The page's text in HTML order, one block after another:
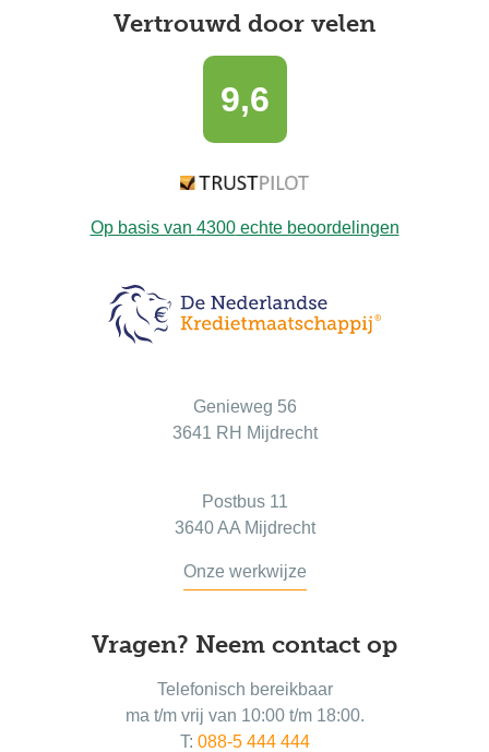
Vertrouwd door velen
9,6
Op basis van 4300echte beoordelingen
Genieweg 56
3641 RH Mijdrecht
Postbus 11
3640 AA Mijdrecht
Onze werkwijze
Vragen? Neem contact op
Telefonisch bereikbaar
ma t/m vrij van 10:00 t/m 18:00.
T: 088-5 444 444